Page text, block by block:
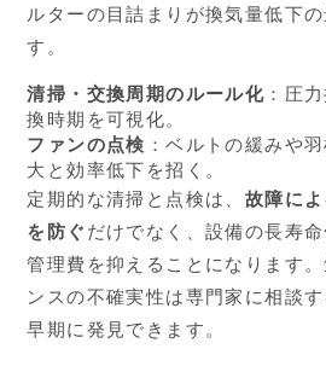
ルターの目詰まりが換気量低下
す。
清掃・交換周期のルール化 ：圧
換時期を可視化。
ファンの点検 ：ベルトの緩みや
大と効率低下を招く。
定期的な清掃と点検は、 故障に
を防ぐ だけでなく、設備の長寿
管理費を抑えることになります
ンスの不確実性は専門家に相談
早期に発見できます。